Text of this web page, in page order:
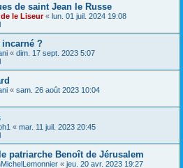
de saint Jean le Russe
le Liseur« lun. 01 juil. 2024 19:08
?
« dim. 17 sept. 2023 5:07
« sam. 26 août 2023 10:04
« mar. 11 juil. 2023 20:45
patriarche Benoît de Jérusalem
« jeu. 20 avr. 2023 19:27